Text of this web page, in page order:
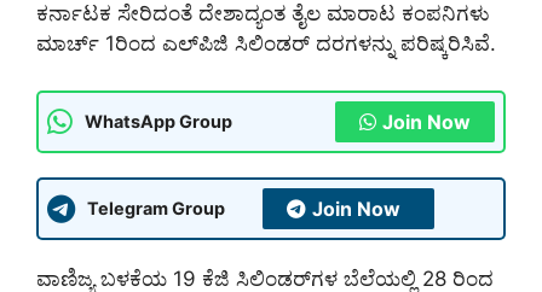
ಕರ್ನಾಟಕ ಸೇರಿದಂತೆ ದೇಶಾದ್ಯಂತ ತೈಲ ಮಾರಾಟ ಕಂಪನಿಗಳು
ಮಾರ್ಚ್ 1ರಿಂದ ಎಲ್‌ಪಿಜಿ ಸಿಲಿಂಡರ್ ದರಗಳನ್ನು ಪರಿಷ್ಕರಿಸಿವೆ.
WhatsApp Group Join Now
Telegram Group Join Now
ವಾಣಿಜ್ಯ ಬಳಕೆಯ 19 ಕೆಜಿ ಸಿಲಿಂಡರ್‌ಗಳ ಬೆಲೆಯಲ್ಲಿ 28 ರಿಂದ